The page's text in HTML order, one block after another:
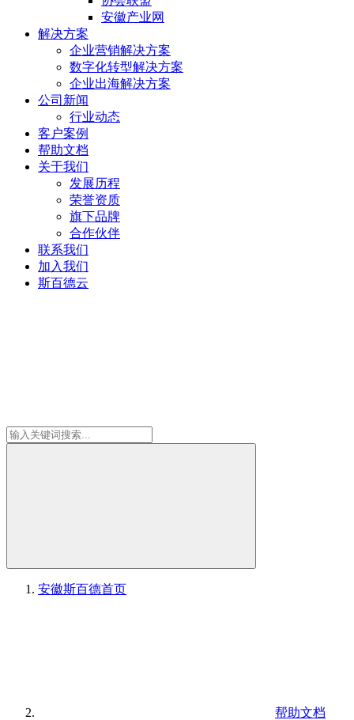
安徽产业网
解决方案
企业营销解决方案
数字化转型解决方案
企业出海解决方案
公司新闻
行业动态
客户案例
帮助文档
关于我们
发展历程
荣誉资质
旗下品牌
合作伙伴
联系我们
加入我们
斯百德云
安徽斯百德首页
帮助文档